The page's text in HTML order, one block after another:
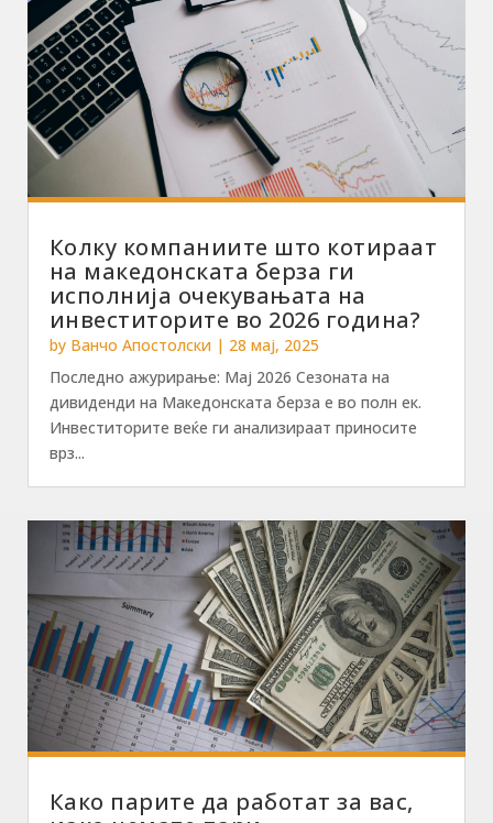
Колку компаниите што котираат
на македонската берза ги
исполнија очекувањата на
инвеститорите во 2026 година?
by Ванчо Апостолски| 28 мај, 2025
Последно ажурирање: Мај 2026 Сезоната на
дивиденди на Македонската берза е во полн ек.
Инвеститорите веќе ги анализираат приносите
врз...
Како парите да работат за вас,